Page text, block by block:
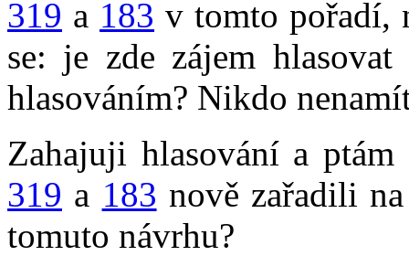
319 a 183 v tomto pořadí,
se: je zde zájem hlasovat
hlasováním? Nikdo
Zahajuji hlasování a
319 a 183 nově zařadili
tomuto návrhu?